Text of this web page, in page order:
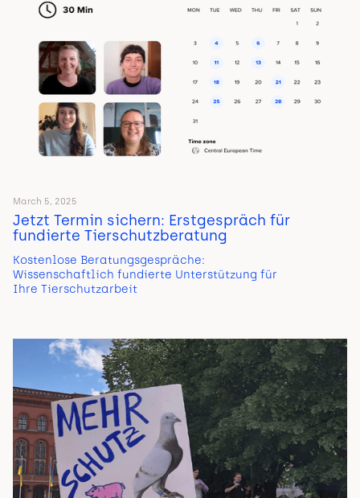
March 5, 2025
Jetzt Termin sichern: Erstgespräch für
fundierte Tierschutzberatung
Kostenlose Beratungsgespräche:
Wissenschaftlich fundierte Unterstützung für
Ihre Tierschutzarbeit